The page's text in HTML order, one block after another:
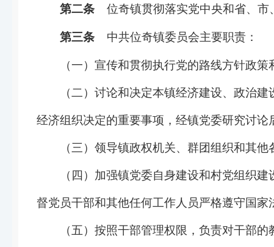
第二条 位奇镇贯彻落实党中央和省、市
第三条 中共位奇镇委员会主要职责：
（一）宣传和贯彻执行党的路线方针政
（二）讨论和决定本镇经济建设、政治
经济组织决定的重要事项，经镇党委研究讨论
（三）领导镇政权机关、群团组织和其
（四）加强镇党委自身建设和村党组织
督党员干部和其他任何工作人员严格遵守国家
（五）按照干部管理权限，负责对干部